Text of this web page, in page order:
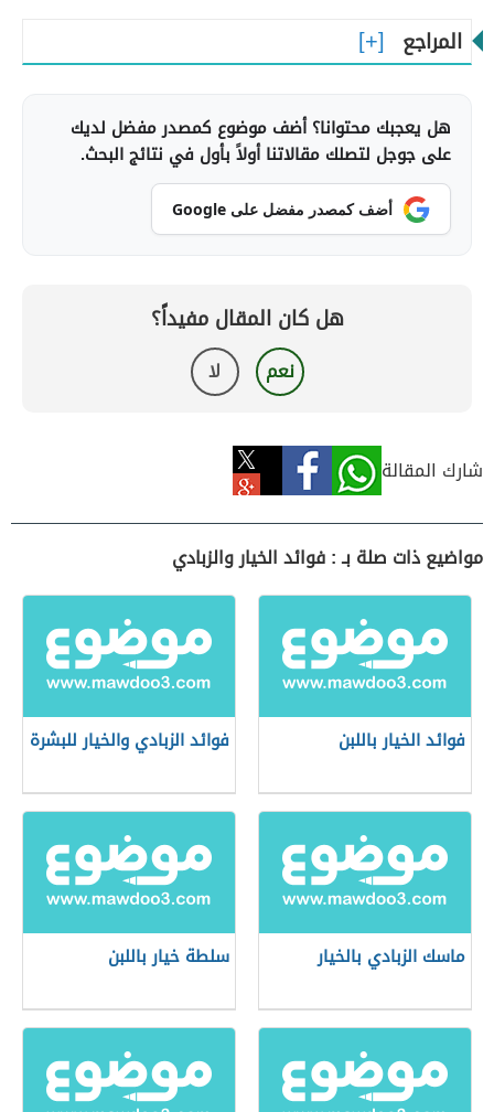
المراجع
هل يعجبك محتوانا؟ أضف موضوع كمصدر مفضل لديك
على جوجل لتصلك مقالاتنا أولاً بأول في نتائج البحث.
أضف كمصدر مفضل على Google
هل كان المقال مفيداً؟
نعم لا
شارك المقالة
مواضيع ذات صلة بـ : فوائد الخيار والزبادي
فوائد الخيار باللبن فوائد الزبادي والخيار للبشرة
ماسك الزبادي بالخيار سلطة خيار باللبن